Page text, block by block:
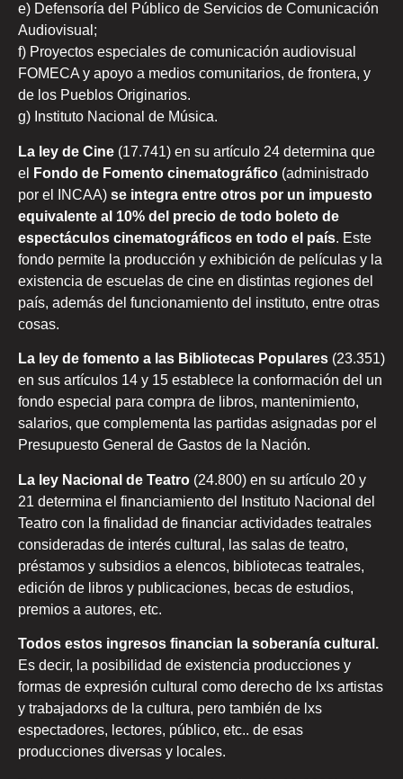
e) Defensoría del Público de Servicios de Comunicación
Audiovisual;
f) Proyectos especiales de comunicación audiovisual
FOMECA y apoyo a medios comunitarios, de frontera, y
de los Pueblos Originarios.
g) Instituto Nacional de Música.
La ley de Cine (17.741) en su artículo 24 determina que
el
Fondo de Fomento cinematográfico (administrado
por el INCAA) se integra entre otros por un impuesto
equivalente al 10% del precio de todo boleto de
espectáculos cinematográficos en todo el país. Este
fondo permite la producción y exhibición de películas y la
existencia de escuelas de cine en distintas regiones del
país, además del funcionamiento del instituto, entre otras
cosas.
La ley de fomento a las Bibliotecas Populares (23.351)
en sus artículos 14 y 15 establece la conformación del un
fondo especial para compra de libros, mantenimiento,
salarios, que complementa las partidas asignadas por el
Presupuesto General de Gastos de la Nación.
La ley Nacional de Teatro (24.800) en su artículo 20 y
21 determina el financiamiento del Instituto Nacional del
Teatro con la finalidad de financiar actividades teatrales
consideradas de interés cultural, las salas de teatro,
préstamos y subsidios a elencos, bibliotecas teatrales,
edición de libros y publicaciones, becas de estudios,
premios a autores, etc.
Todos estos ingresos financian la soberanía cultural.
Es decir, la posibilidad de existencia producciones y
formas de expresión cultural como derecho de lxs artistas
y trabajadorxs de la cultura, pero también de lxs
espectadores, lectores, público, etc.. de esas
producciones diversas y locales.